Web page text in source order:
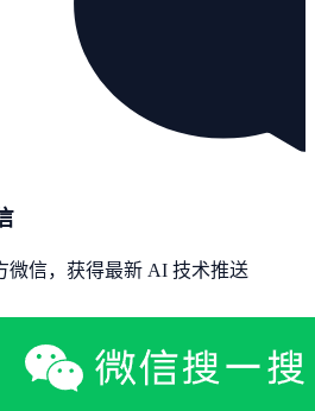
微信，获得最新 AI 技术推送